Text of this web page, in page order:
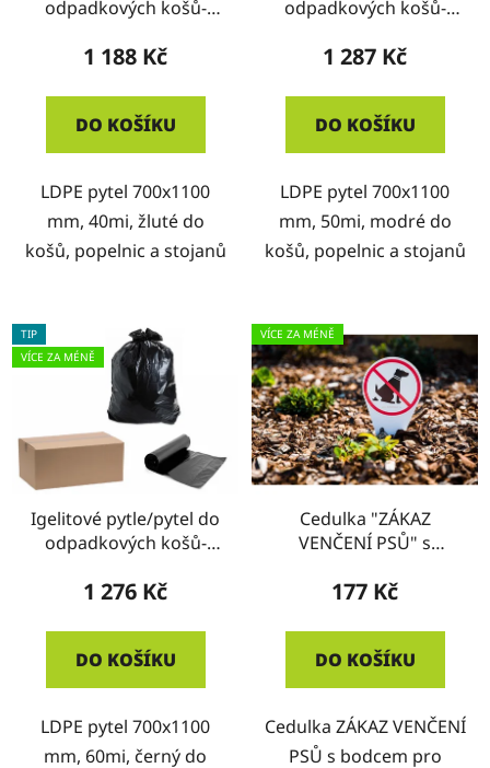
odpadkových košů-
1 188 Kč
DO KOŠÍKU
LDPE pytel 700x1100
mm, 40mi, žluté do
košů, popelnic a stojanů
odpadkových košů-
1 287 Kč
DO KOŠÍKU
LDPE pytel 700x1100
mm, 50mi, modré do
košů, popelnic a stojanů
TIP
VÍCE ZA MÉNĚ
Igelitové pytle/pytel do
odpadkových košů-
1 276 Kč
DO KOŠÍKU
LDPE pytel 700x1100
mm, 60mi, černý do
VÍCE ZA MÉNĚ
Cedulka "ZÁKAZ
VENČENÍ PSŮ" s
177 Kč
DO KOŠÍKU
Cedulka ZÁKAZ VENČENÍ
PSŮ s bodcem pro